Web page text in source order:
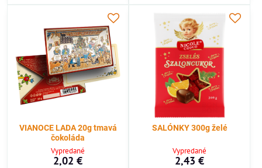
VIANOCE LADA 20g tmavá
čokoláda
Vypredané
2,02 €
SALÓNKY 300g želé
Vypredané
2,43 €